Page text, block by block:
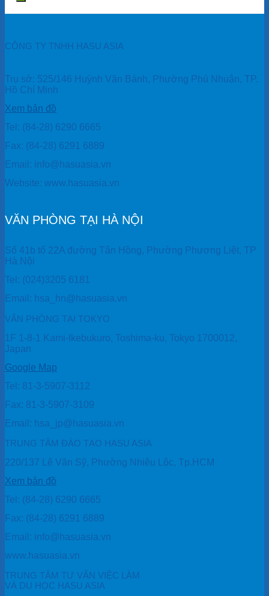
CÔNG TY TNHH HASU ASIA
Trụ sở: 525/146 Huỳnh Văn Bánh, Phường Phú Nhuận, TP.
Hồ Chí Minh
Xem bản đồ
Tel: (84-28) 6290 6665
Fax: (84-28) 6291 6889
Email: info@hasuasia.vn
Website: www.hasuasia.vn
VĂN PHÒNG TẠI HÀ NỘI
Số 41b tổ 22A đường Tân Hồng, Phường Phương Liệt, TP
Hà Nội
Tel: (024)3205 6181
Email: hsa_hn@hasuasia.vn
VĂN PHÒNG TẠI TOKYO
1F 1-8-1 Kami-Ikebukuro, Toshima-ku, Tokyo 1700012,
Japan
Google Map
Tel: 81-3-5907-3112
Fax: 81-3-5907-3109
Email: hsa_jp@hasuasia.vn
TRUNG TÂM ĐÀO TẠO HASU ASIA
220/137 Lê Văn Sỹ, Phường Nhiêu Lộc, Tp.HCM
Xem bản đồ
Tel: (84-28) 6290 6665
Fax: (84-28) 6291 6889
Email: info@hasuasia.vn
www.hasuasia.vn
TRUNG TÂM TƯ VẤN VIỆC LÀM
VÀ DU HỌC HASU ASIA